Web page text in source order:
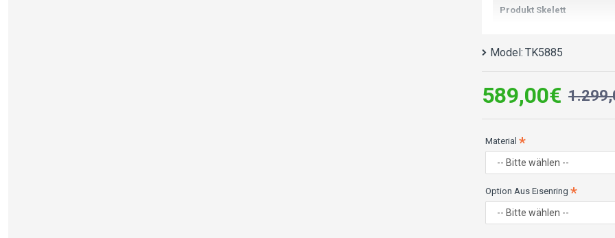
Produkt Skelett
Stofffunktion
Fußmaterial
Textilpflege-/
Maximale
Model: TK5885
589,00€
Material
Option Aus Eısenring